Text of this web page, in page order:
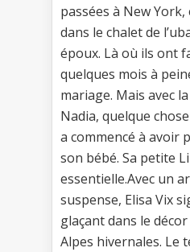
passées à New York,
dans le chalet de
époux. Là où ils ont
quelques mois à
mariage. Mais avec
Nadia, quelque
a commencé à avoir
son bébé. Sa petite
essentielle.Avec un
suspense, Elisa Vix
glaçant dans le
Alpes hivernales. Le